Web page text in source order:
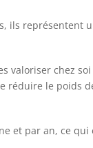
ils
valoriser chez
le poids
et par an, ce qui